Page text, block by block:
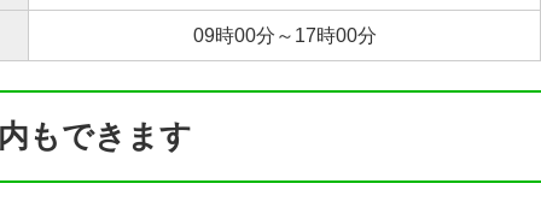
09時00分～17時00分
もできます